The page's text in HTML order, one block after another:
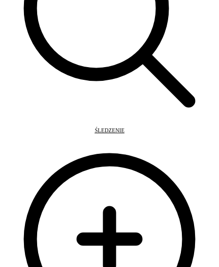
ŚLEDZENIE